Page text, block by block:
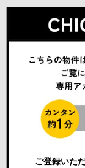
ご登録いた